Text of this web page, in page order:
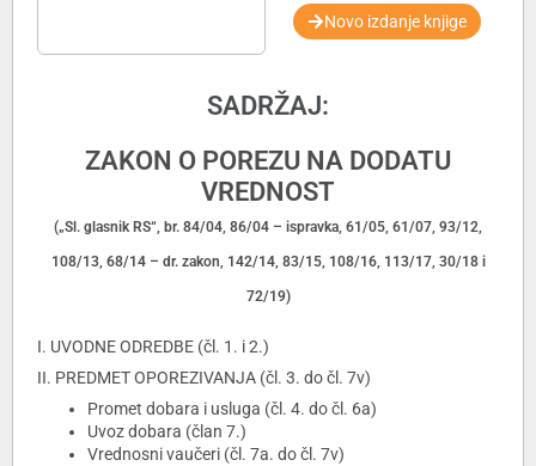
Novo izdanje knjige
SADRŽAJ:
ZAKON O POREZU NA DODATU
VREDNOST
(„Sl. glasnik RS“, br. 84/04, 86/04 – ispravka, 61/05, 61/07, 93/12,
108/13, 68/14 – dr. zakon, 142/14, 83/15, 108/16, 113/17, 30/18 i
72/19)
I. UVODNE ODREDBE (čl. 1. i 2.)
II. PREDMET OPOREZIVANJA (čl. 3. do čl. 7v)
Promet dobara i usluga (čl. 4. do čl. 6a)
Uvoz dobara (član 7.)
Vrednosni vaučeri (čl. 7a. do čl. 7v)